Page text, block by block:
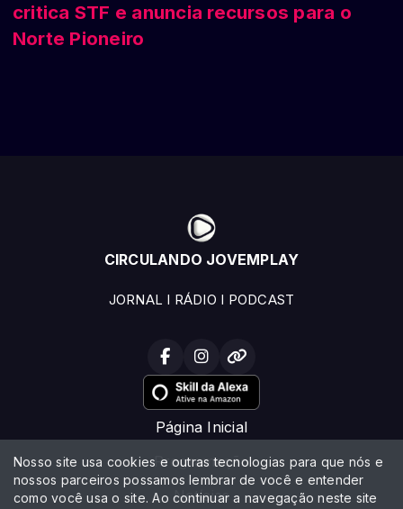
critica STF e anuncia recursos para o
Norte Pioneiro
CIRCULANDO JOVEMPLAY
JORNAL I RÁDIO I PODCAST
Página Inicial
Programação
Notícias
Nosso site usa cookies e outras tecnologias para que nós e
nossos parceiros possamos lembrar de você e entender
como você usa o site. Ao continuar a navegação neste site